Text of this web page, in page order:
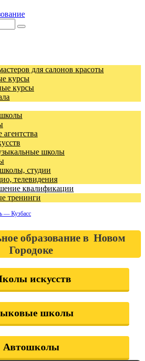
для салонов красоты
курсы
курсы
школы
студии
телевидения
квалификации
тренинги
— Кузбасс
образование в Новом
Городоке
искусств
школы
Автошколы